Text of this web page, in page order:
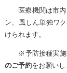
医療機関は市内
ン、風しん単独ワ
けられます。
※予防接種実施
のご予約をお願いし